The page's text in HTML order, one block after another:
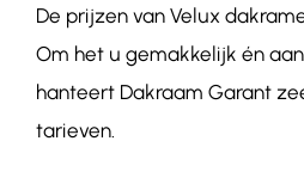
De prijzen van Velux
Om het u gemakkelijk én
hanteert Dakraam Garant
tarieven.